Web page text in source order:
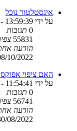
אינסטלטור נוכל
על ידי 13:59:39
0 תגובות
55831
הודעה
10/2022 - 13:59:39
האם ציפוי
על ידי 11:54:41
0 תגובות
56741
הודעה
08/2022 - 11:54:41